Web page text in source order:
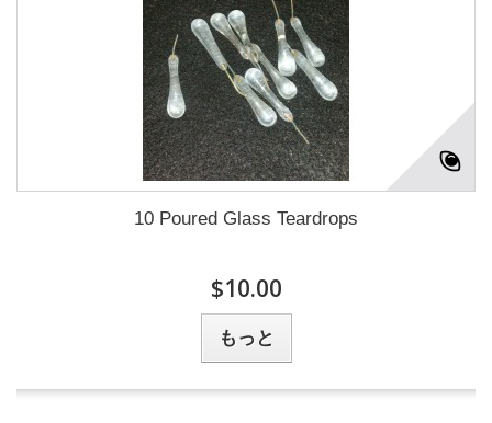
10 Poured Glass Teardrops
$10.00
もっと